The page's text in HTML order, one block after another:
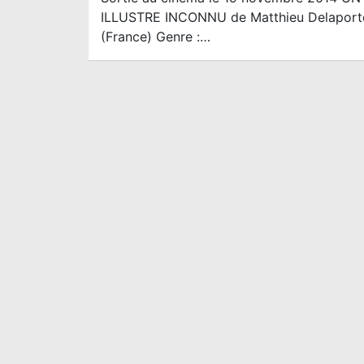
ILLUSTRE INCONNU de Matthieu
(France) Genre :…